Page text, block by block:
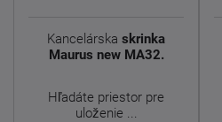
Kancelárska skrinka
Maurus new MA32.
Hľadáte priestor pre
uloženie ...